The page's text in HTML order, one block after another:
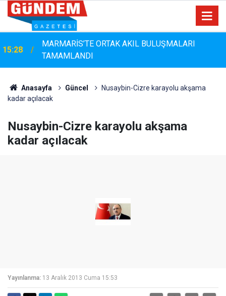
MARMARİS’TE ORTAK AKIL BULUŞMALARI
TAMAMLANDI
14:44
Marmaris'te Çam Ağaçlarına Güvenli Dokunuş:
Budama Çalışmaları Sürüyor
Anasayfa Güncel
Nusaybin-Cizre karayolu akşama
kadar açılacak
Nusaybin-Cizre karayolu akşama
kadar açılacak
Yayınlanma: 13 Aralık 2013 Cuma 15:53